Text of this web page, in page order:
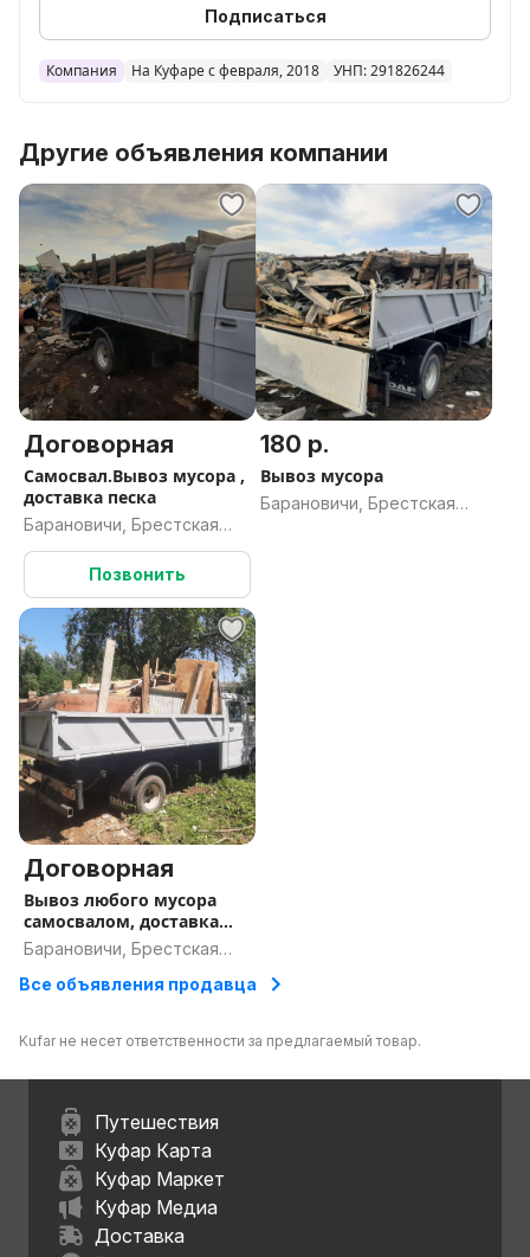
Подписаться
Компания На Куфаре с февраля, 2018 УНП: 291826244
Другие объявления компании
Договорная
Самосвал.Вывоз мусора ,
доставка песка
Барановичи, Брестская
область
Позвонить
180 р.
Вывоз мусора
Барановичи, Брестская
Договорная
Вывоз любого мусора
самосвалом, доставка
дров, стройматериалов,
песка
Барановичи, Брестская
Все объявления продавца
Kufar не несет ответственности за предлагаемый товар.
Путешествия
Куфар Карта
Куфар Маркет
Куфар Медиа
Доставка